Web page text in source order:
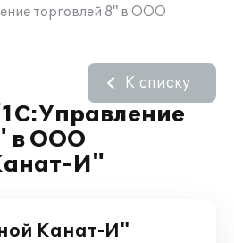
торговлей 8" в ООО
в ООО
И"
К списку
Канат-И"